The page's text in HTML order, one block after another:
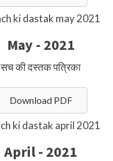
May - 2021
सच की दस्तक पत्रिका
Download PDF
April - 2021